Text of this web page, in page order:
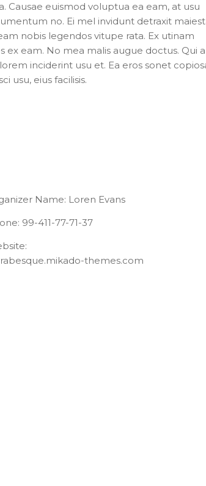
Causae euismod voluptua ea eam, at usu
no. Ei mel invidunt detraxit
nobis legendos vitupe rata. Ex utinam
eam. No mea malis augue doctus. Qui
inciderint usu et. Ea eros sonet
usu, eius facilisis.
Name: Loren Evans
99-411-77-71-37
themes.com